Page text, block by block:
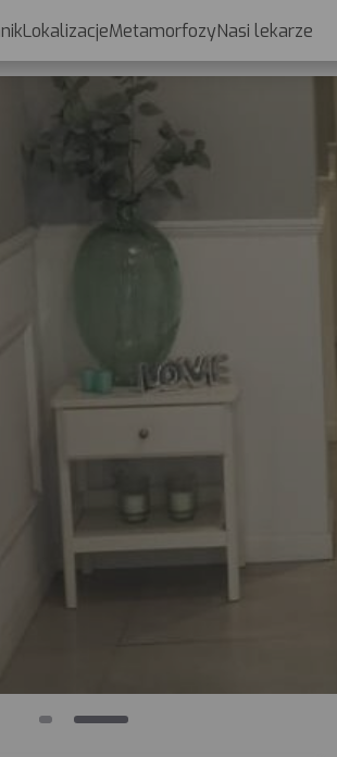
LokalizacjeMetamorfozyNasi lekarze
Cennik
Lokalizacje
Nasi lekarze
wizytę